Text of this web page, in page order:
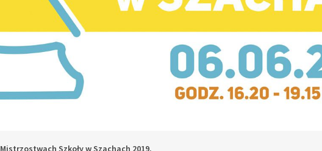
Mistrzostwach Szkoły w Szachach 2019.